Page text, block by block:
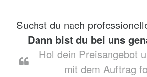
Suchst du nach
Dann bist du bei uns
Hol dein Preisangebot
mit dem Auftrag